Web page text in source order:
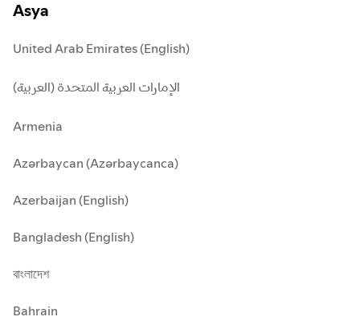
Asya
United Arab Emirates (English)
الإمارات العربية المتحدة (العربية)
Armenia
Azərbaycan (Azərbaycanca)
Azerbaijan (English)
Bangladesh (English)
বাংলাদেশ
Bahrain